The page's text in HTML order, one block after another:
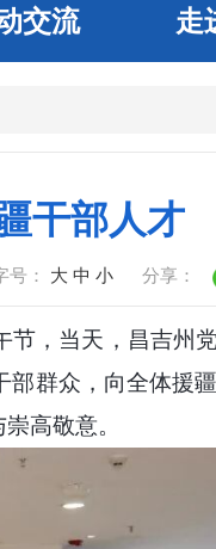
交流 走
干部人才
号： 大 中 小 分享：
节，当天，昌吉州
群众，向全体援
高敬意。